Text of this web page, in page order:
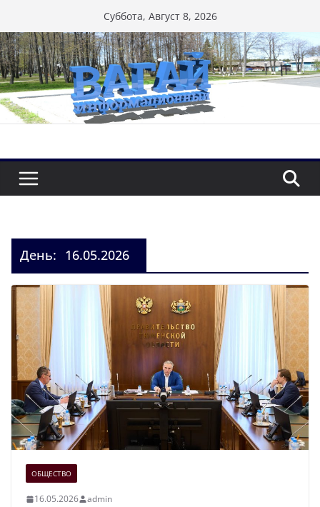
к
содержимому
Суббота, Август 8, 2026
День: 16.05.2026
ОБЩЕСТВО
16.05.2026 admin